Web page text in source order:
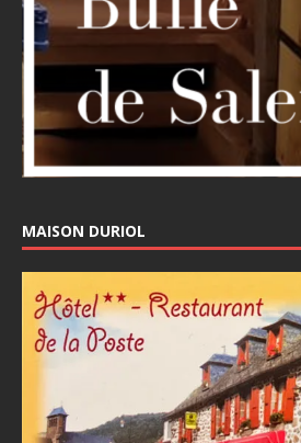
MAISON DURIOL